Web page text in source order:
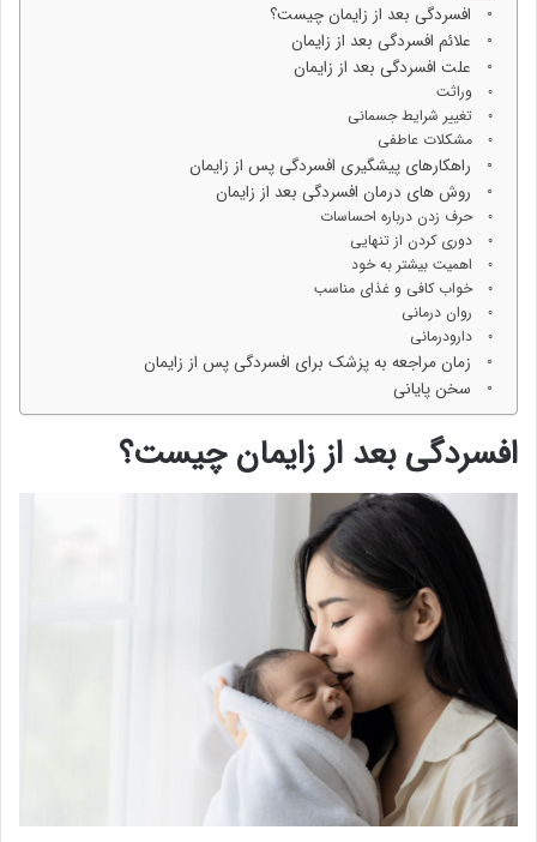
افسردگی بعد از زایمان چیست؟
علائم افسردگی بعد از زایمان
علت افسردگی بعد از زایمان
وراثت
تغییر شرایط جسمانی
مشکلات عاطفی
راهکارهای پیشگیری افسردگی پس از زایمان
روش های درمان افسردگی بعد از زایمان
حرف زدن درباره احساسات
دوری کردن از تنهایی
اهمیت بیشتر به خود
خواب کافی و غذای مناسب
روان درمانی
دارودرمانی
زمان مراجعه به پزشک برای افسردگی پس از زایمان
سخن پایانی
افسردگی بعد از زایمان چیست؟